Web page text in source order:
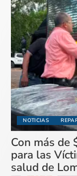
NOTICIAS
Con más de
para las
salud de